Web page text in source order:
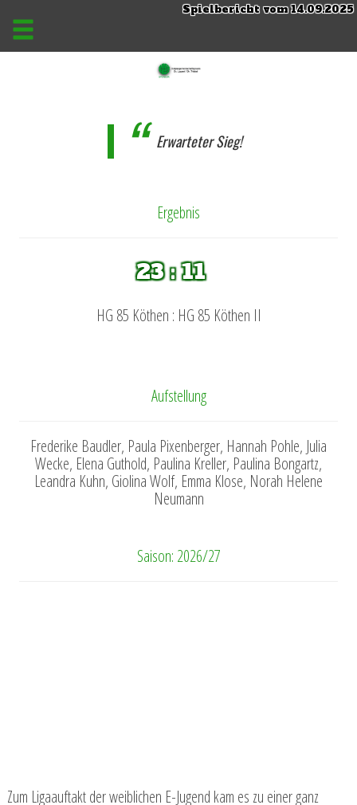
Spielbericht vom 14.09.2025
Erwarteter Sieg!
Ergebnis
23 : 11
HG 85 Köthen : HG 85 Köthen II
Aufstellung
Frederike Baudler, Paula Pixenberger, Hannah Pohle, Julia
Wecke, Elena Guthold, Paulina Kreller, Paulina Bongartz,
Leandra Kuhn, Giolina Wolf, Emma Klose, Norah Helene
Neumann
Saison: 2026/27
Zum Ligaauftakt der weiblichen E-Jugend kam es zu einer ganz